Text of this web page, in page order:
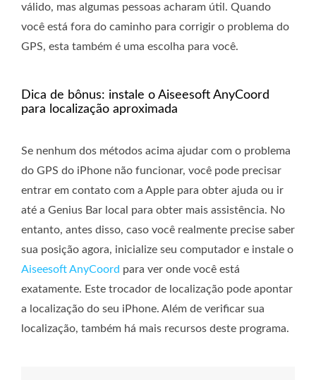
válido, mas algumas pessoas acharam útil. Quando
você está fora do caminho para corrigir o problema do
GPS, esta também é uma escolha para você.
Dica de bônus: instale o Aiseesoft AnyCoord
para localização aproximada
Se nenhum dos métodos acima ajudar com o problema
do GPS do iPhone não funcionar, você pode precisar
entrar em contato com a Apple para obter ajuda ou ir
até a Genius Bar local para obter mais assistência. No
entanto, antes disso, caso você realmente precise saber
sua posição agora, inicialize seu computador e instale o
Aiseesoft AnyCoord para ver onde você está
exatamente. Este trocador de localização pode apontar
a localização do seu iPhone. Além de verificar sua
localização, também há mais recursos deste programa.